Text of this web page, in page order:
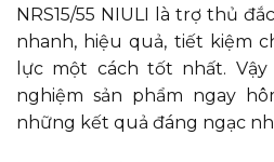
NRS15/55 NIULI là trợ thủ
nhanh, hiệu quả, tiết kiệm
lực một cách tốt nhất.
nghiệm sản phẩm ngay
những kết quả đáng ngạc